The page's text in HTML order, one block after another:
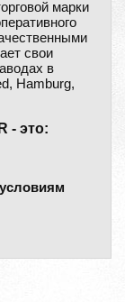
марки
свои
в
Hamburg,
- это: